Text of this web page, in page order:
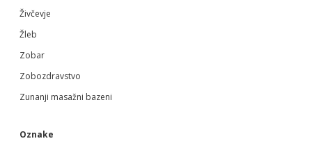
Živčevje
Žleb
Zobar
Zobozdravstvo
Zunanji masažni bazeni
Oznake